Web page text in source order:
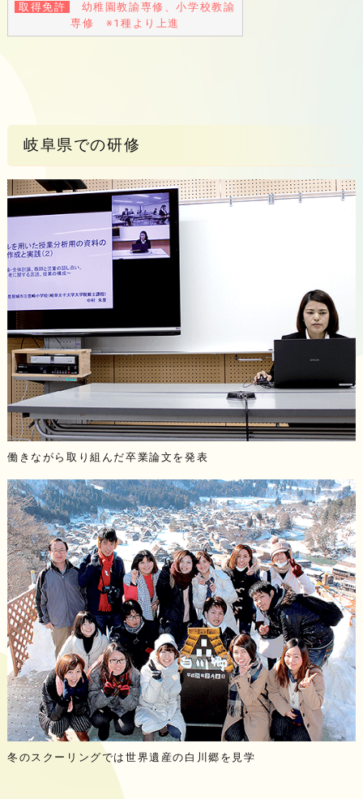
取得免許
幼稚園教諭専修、小学校教諭
専修 ※1種より上進
岐阜県での研修
働きながら取り組んだ卒業論文を発表
冬のスクーリングでは世界遺産の白川郷を見学